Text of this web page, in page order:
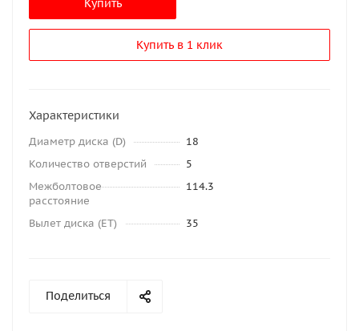
Купить
Купить в 1 клик
Характеристики
Диаметр диска (D)
18
Количество отверстий
5
Межболтовое
расстояние
114.3
Вылет диска (ET) 35
Поделиться